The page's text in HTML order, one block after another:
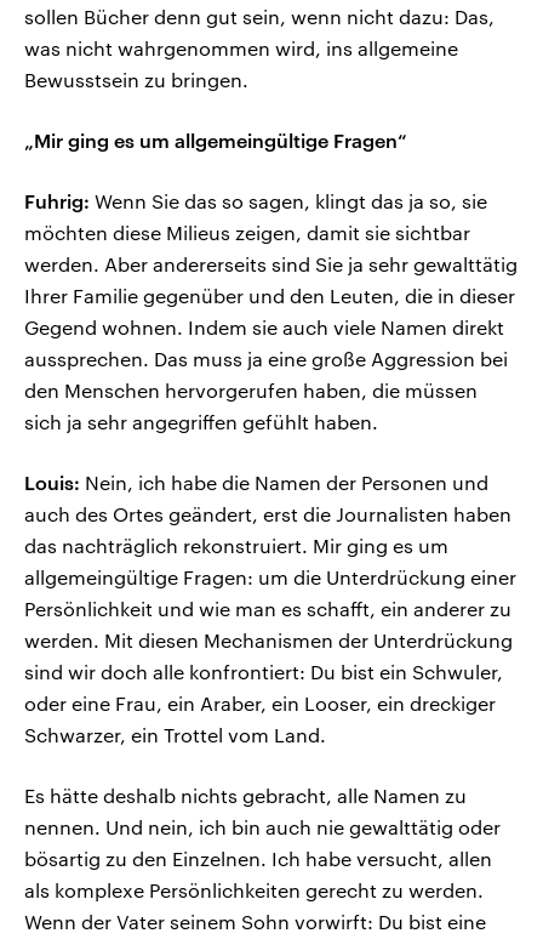
sollen Bücher denn gut sein, wenn nicht dazu: Das,
was nicht wahrgenommen wird, ins allgemeine
Bewusstsein zu bringen.
„Mir ging es um allgemeingültige Fragen“
Fuhrig: Wenn Sie das so sagen, klingt das ja so, sie
möchten diese Milieus zeigen, damit sie sichtbar
werden. Aber andererseits sind Sie ja sehr gewalttätig
Ihrer Familie gegenüber und den Leuten, die in dieser
Gegend wohnen. Indem sie auch viele Namen direkt
aussprechen. Das muss ja eine große Aggression bei
den Menschen hervorgerufen haben, die müssen
sich ja sehr angegriffen gefühlt haben.
Louis: Nein, ich habe die Namen der Personen und
auch des Ortes geändert, erst die Journalisten haben
das nachträglich rekonstruiert. Mir ging es um
allgemeingültige Fragen: um die Unterdrückung einer
Persönlichkeit und wie man es schafft, ein anderer zu
werden. Mit diesen Mechanismen der Unterdrückung
sind wir doch alle konfrontiert: Du bist ein Schwuler,
oder eine Frau, ein Araber, ein Looser, ein dreckiger
Schwarzer, ein Trottel vom Land.
Es hätte deshalb nichts gebracht, alle Namen zu
nennen. Und nein, ich bin auch nie gewalttätig oder
bösartig zu den Einzelnen. Ich habe versucht, allen
als komplexe Persönlichkeiten gerecht zu werden.
Wenn der Vater seinem Sohn vorwirft: Du bist eine